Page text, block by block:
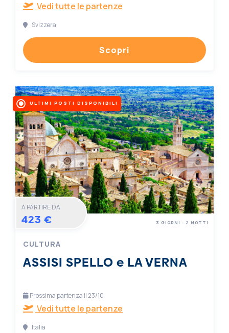
Vedi tutte le partenze
Svizzera
Scopri
ULTIMI POSTI DISPONIBILI
A PARTIRE DA
423 €
CULTURA
ASSISI SPELLO e LA VERNA
3 GIORNI - 2 NOTTI
Prossima partenza il 23/10
Vedi tutte le partenze
Italia